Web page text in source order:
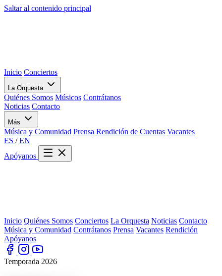
Saltar al contenido principal
Inicio Conciertos
La Orquesta
Quiénes Somos Músicos Contrátanos
Noticias Contacto
Más
Música y Comunidad Prensa Rendición de Cuentas Vacantes
ES / EN
Apóyanos
Inicio Quiénes Somos Conciertos La Orquesta Noticias Contacto
Música y Comunidad Contrátanos Prensa Vacantes Rendición
Apóyanos
Temporada 2026